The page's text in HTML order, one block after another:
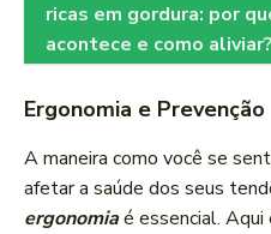
ricas em gordura: por
acontece e como aliviar?
Ergonomia e Prevenção
A maneira como você se
afetar a saúde dos seus
ergonomiaé essencial.